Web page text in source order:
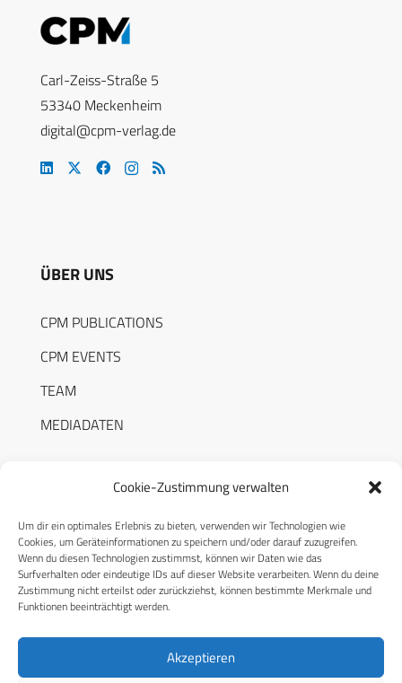
Cookie-Zustimmung verwalten
Um dir ein optimales Erlebnis zu bieten, verwenden wir Technologien wie
Cookies, um Geräteinformationen zu speichern und/oder darauf zuzugreifen.
Wenn du diesen Technologien zustimmst, können wir Daten wie das
Surfverhalten oder eindeutige IDs auf dieser Website verarbeiten. Wenn du deine
Zustimmung nicht erteilst oder zurückziehst, können bestimmte Merkmale und
Funktionen beeinträchtigt werden.
Akzeptieren
Carl-Zeiss-Straße 5
53340 Meckenheim
digital@cpm-verlag.de
ÜBER UNS
CPM PUBLICATIONS
CPM EVENTS
TEAM
MEDIADATEN
RECHTLICHES
Datenschutzerklärung
Cookie-Richtlinie (EU)